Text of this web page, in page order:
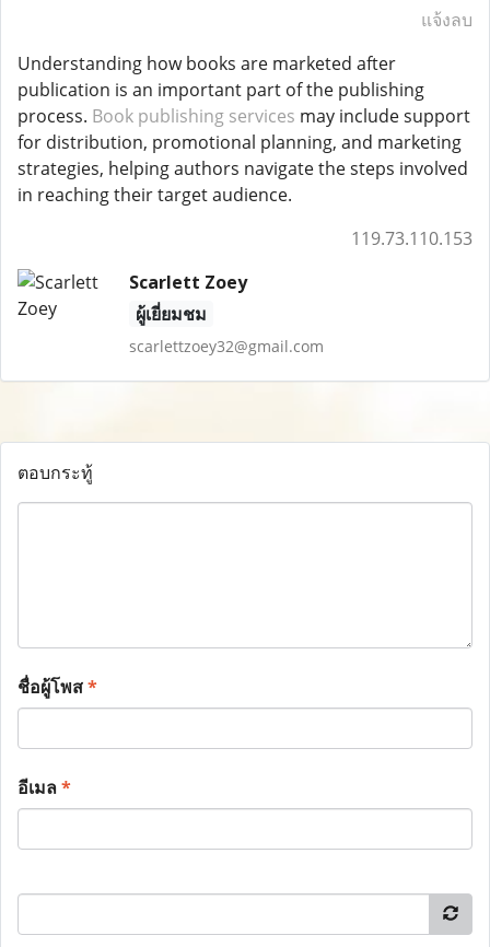
แจ้งลบ
Understanding how books are marketed after
publication is an important part of the publishing
process. Book publishing services may include support
for distribution, promotional planning, and marketing
strategies, helping authors navigate the steps involved
in reaching their target audience.
119.73.110.153
Scarlett Zoey
ผู้เยี่ยมชม
scarlettzoey32@gmail.com
ตอบกระทู้
ชื่อผู้โพส*
อีเมล*